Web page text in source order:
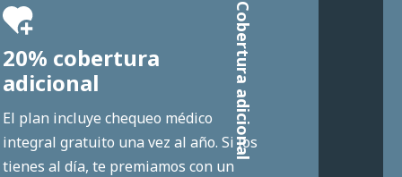
Cobertura adicional
20% cobertura
adicional
El plan incluye chequeo médico
integral gratuito una vez al año. Si los
tienes al día, te premiamos con un